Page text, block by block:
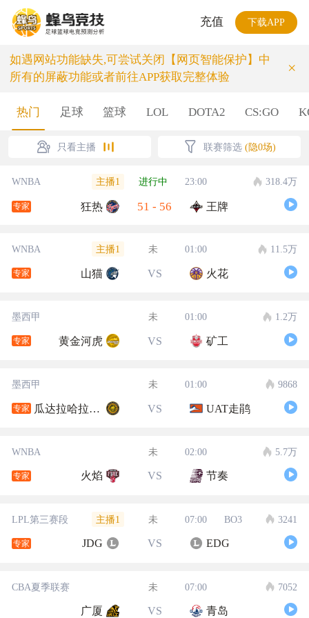
充值 下载APP
如遇网站功能缺失,可尝试关闭【网页智能保护】中
所有的屏蔽功能或者前往APP获取完整体验
×
热门 足球 篮球 LOL DOTA2 CS:GO
只看主播 联赛筛选 (隐0场)
WNBA 主播1 进行中 23:00 318.4万
专家 狂热 51 - 56 王牌
WNBA 主播1 未 01:00 11.5万
专家 山猫 VS 火花
墨西甲 未 01:00 1.2万
专家 黄金河虎 VS 矿工
墨西甲 未 01:00 9868
专家 瓜达拉哈拉大学 VS UAT走鹃
WNBA 未 02:00 5.7万
专家 火焰 VS 节奏
LPL第三赛段 主播1 未 07:00 BO3 3241
专家 JDG VS EDG
CBA夏季联赛 未 07:00 7052
广厦 VS 青岛